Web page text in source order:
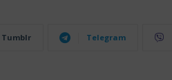
Tumblr Telegram